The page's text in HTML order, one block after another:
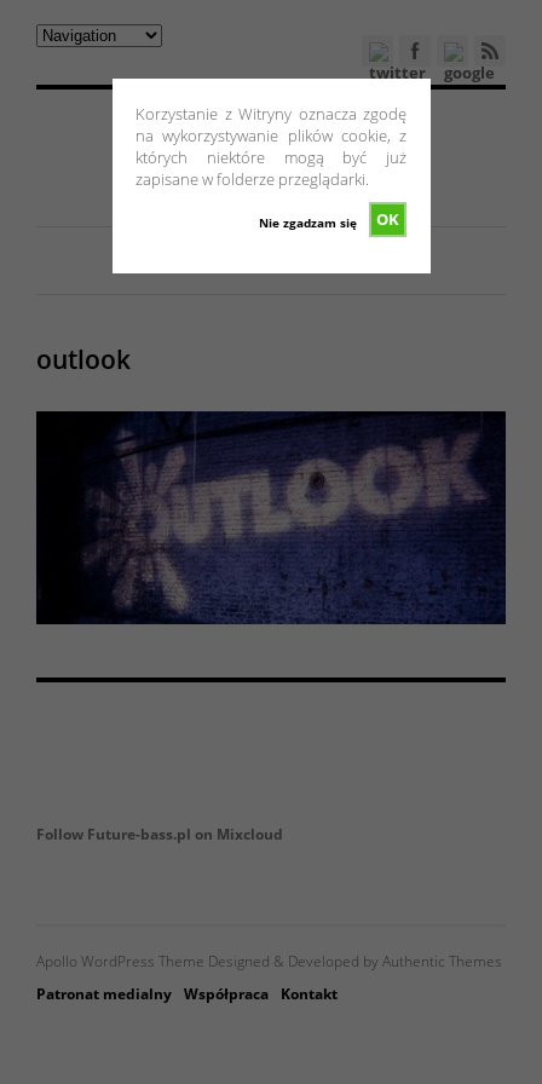
Korzystanie z Witryny oznacza zgodę
na wykorzystywanie plików cookie, z
których niektóre mogą być już
zapisane w folderze przeglądarki.
OK
Nie zgadzam się
outlook
Follow Future-bass.pl on Mixcloud
Apollo WordPress Theme Designed & Developed by Authentic Themes
Patronat medialny Współpraca Kontakt